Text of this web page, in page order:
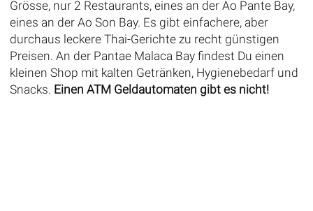
Grösse, nur 2 Restaurants, eines an der Ao Pante Bay,
eines an der Ao Son Bay. Es gibt einfachere, aber
durchaus leckere Thai-Gerichte zu recht günstigen
Preisen. An der Pantae Malaca Bay findest Du einen
kleinen Shop mit kalten Getränken, Hygienebedarf und
Snacks. Einen ATM Geldautomaten gibt es nicht!